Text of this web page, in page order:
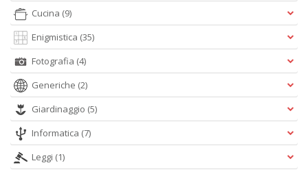
Cucina (9)
Enigmistica (35)
Fotografia (4)
Generiche (2)
Giardinaggio (5)
Informatica (7)
Leggi (1)